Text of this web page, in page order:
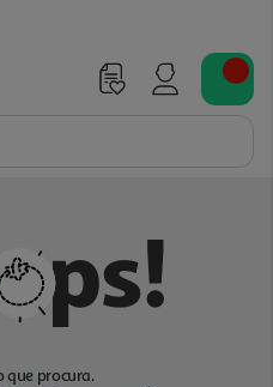
que procura.